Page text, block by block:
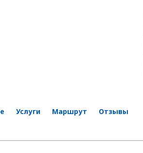
Услуги Маршрут Отзывы